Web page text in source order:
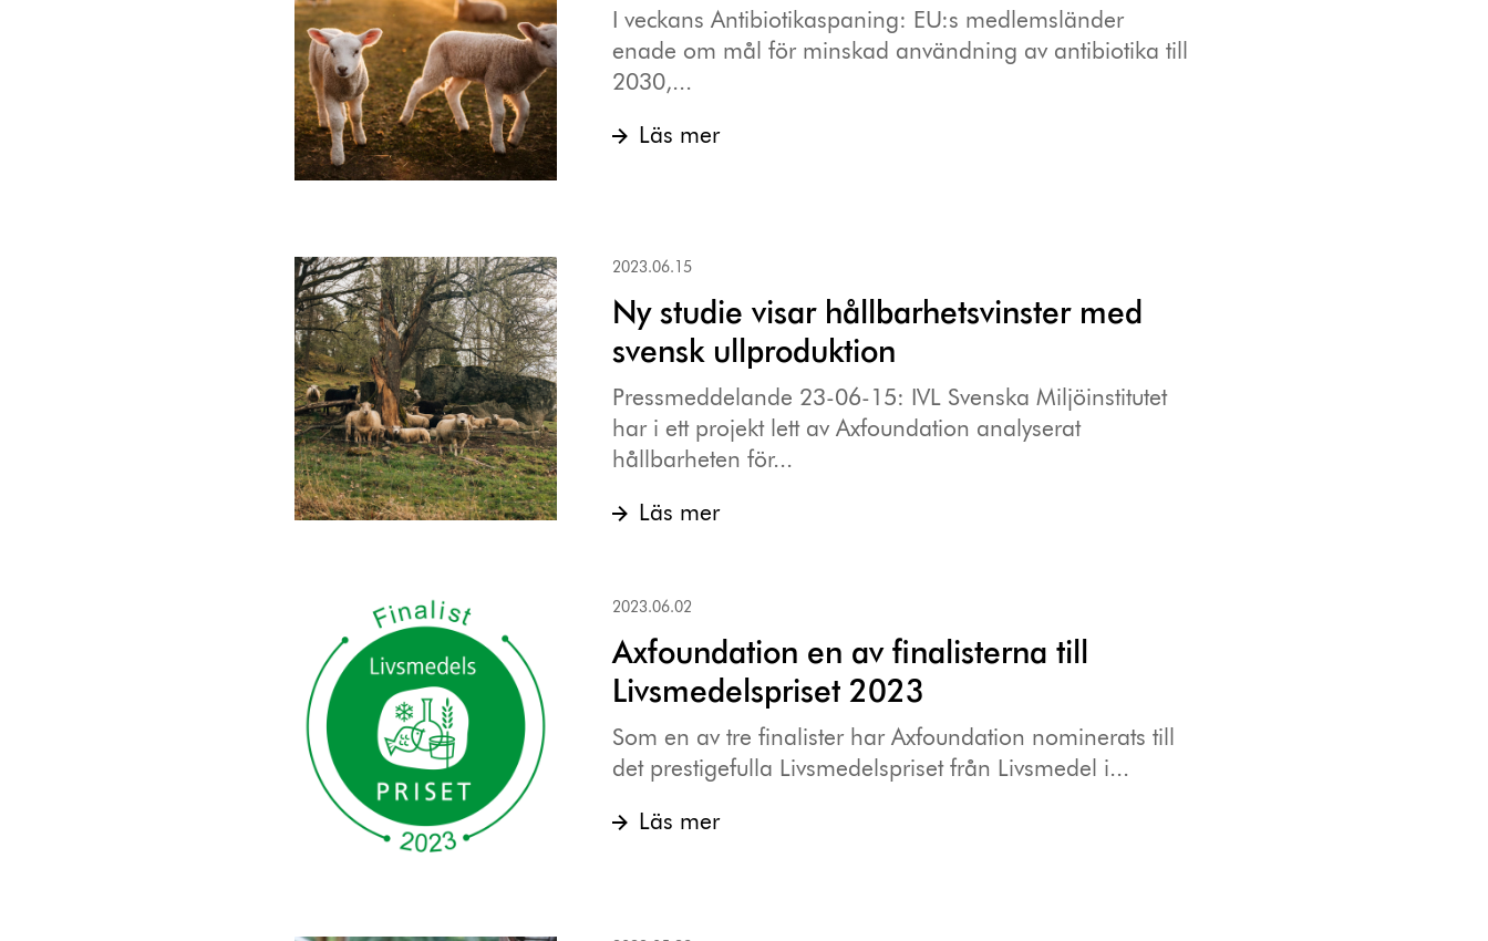
I veckans Antibiotikaspaning: EU:s medlemsländer
enade om mål för minskad användning av antibiotika till
2030,...
Läs mer
2023.06.15
Ny studie visar hållbarhetsvinster med
svensk ullproduktion
Pressmeddelande 23-06-15: IVL Svenska Miljöinstitutet
har i ett projekt lett av Axfoundation analyserat
hållbarheten för...
Läs mer
2023.06.02
Axfoundation en av finalisterna till
Livsmedelspriset 2023
Som en av tre finalister har Axfoundation nominerats till
det prestigefulla Livsmedelspriset från Livsmedel i...
Läs mer